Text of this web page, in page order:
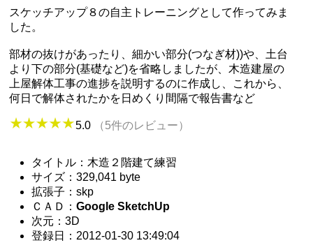
スケッチアップ８の自主トレーニングとして作ってみま
した。
部材の抜けがあったり、細かい部分(つなぎ材))や、土台
より下の部分(基礎など)を省略しましたが、木造建屋の
上屋解体工事の進捗を説明するのに作成し、これから、
何日で解体されたかを日めくり間隔で報告書など
5.0 （5件のレビュー）
タイトル：木造２階建て練習
サイズ：329,041 byte
拡張子：skp
ＣＡＤ：Google SketchUp
次元：3D
登録日：2012-01-30 13:49:04